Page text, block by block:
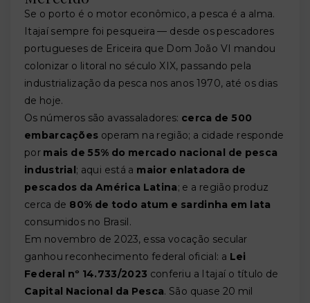
Se o porto é o motor econômico, a pesca é a alma.
Itajaí sempre foi pesqueira — desde os pescadores
portugueses de Ericeira que Dom João VI mandou
colonizar o litoral no século XIX, passando pela
industrialização da pesca nos anos 1970, até os dias
de hoje.
Os números são avassaladores: cerca de 500
embarcações operam na região; a cidade responde
por mais de 55% do mercado nacional de pesca
industrial; aqui está a maior enlatadora de
pescados da América Latina; e a região produz
cerca de 80% de todo atum e sardinha em lata
consumidos no Brasil.
Em novembro de 2023, essa vocação secular
ganhou reconhecimento federal oficial: a Lei
Federal nº 14.733/2023 conferiu a Itajaí o título de
Capital Nacional da Pesca. São quase 20 mil